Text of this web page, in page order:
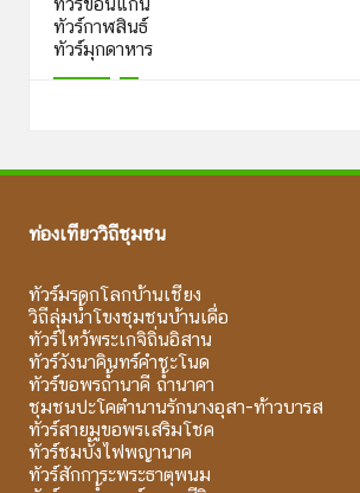
ทัวร์กาฬสินธ์
ทัวร์มุกดาหาร
ท่องเที่ยววิถีชุมชน
ทัวร์มรดกโลกบ้านเชียง
วิถีลุ่มน้ำโขงชุมชนบ้านเดื่อ
ทัวร์ไหว้พระเกจิถิ่นอิสาน
ทัวร์วังนาคินทร์คำชะโนด
ทัวร์ขอพรถ้ำนาคี ถ้ำนาคา
ชุมชนปะโคตำนานรักนางอุสา-ท้าวบารส
ทัวร์สายมูขอพรเสริมโชค
ทัวร์ชมบั้งไฟพญานาค
ทัวร์สักการะพระธาตุพนม